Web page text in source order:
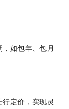
如包年、包月
定价，实现灵